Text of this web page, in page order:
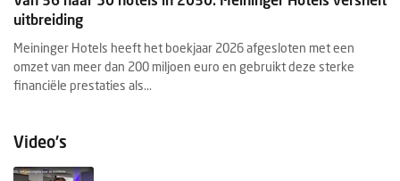
uitbreiding
Meininger Hotels heeft het boekjaar 2026 afgesloten met een
omzet van meer dan 200 miljoen euro en gebruikt deze sterke
financiële prestaties als...
Video's